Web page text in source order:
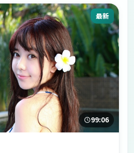
最新
99:06